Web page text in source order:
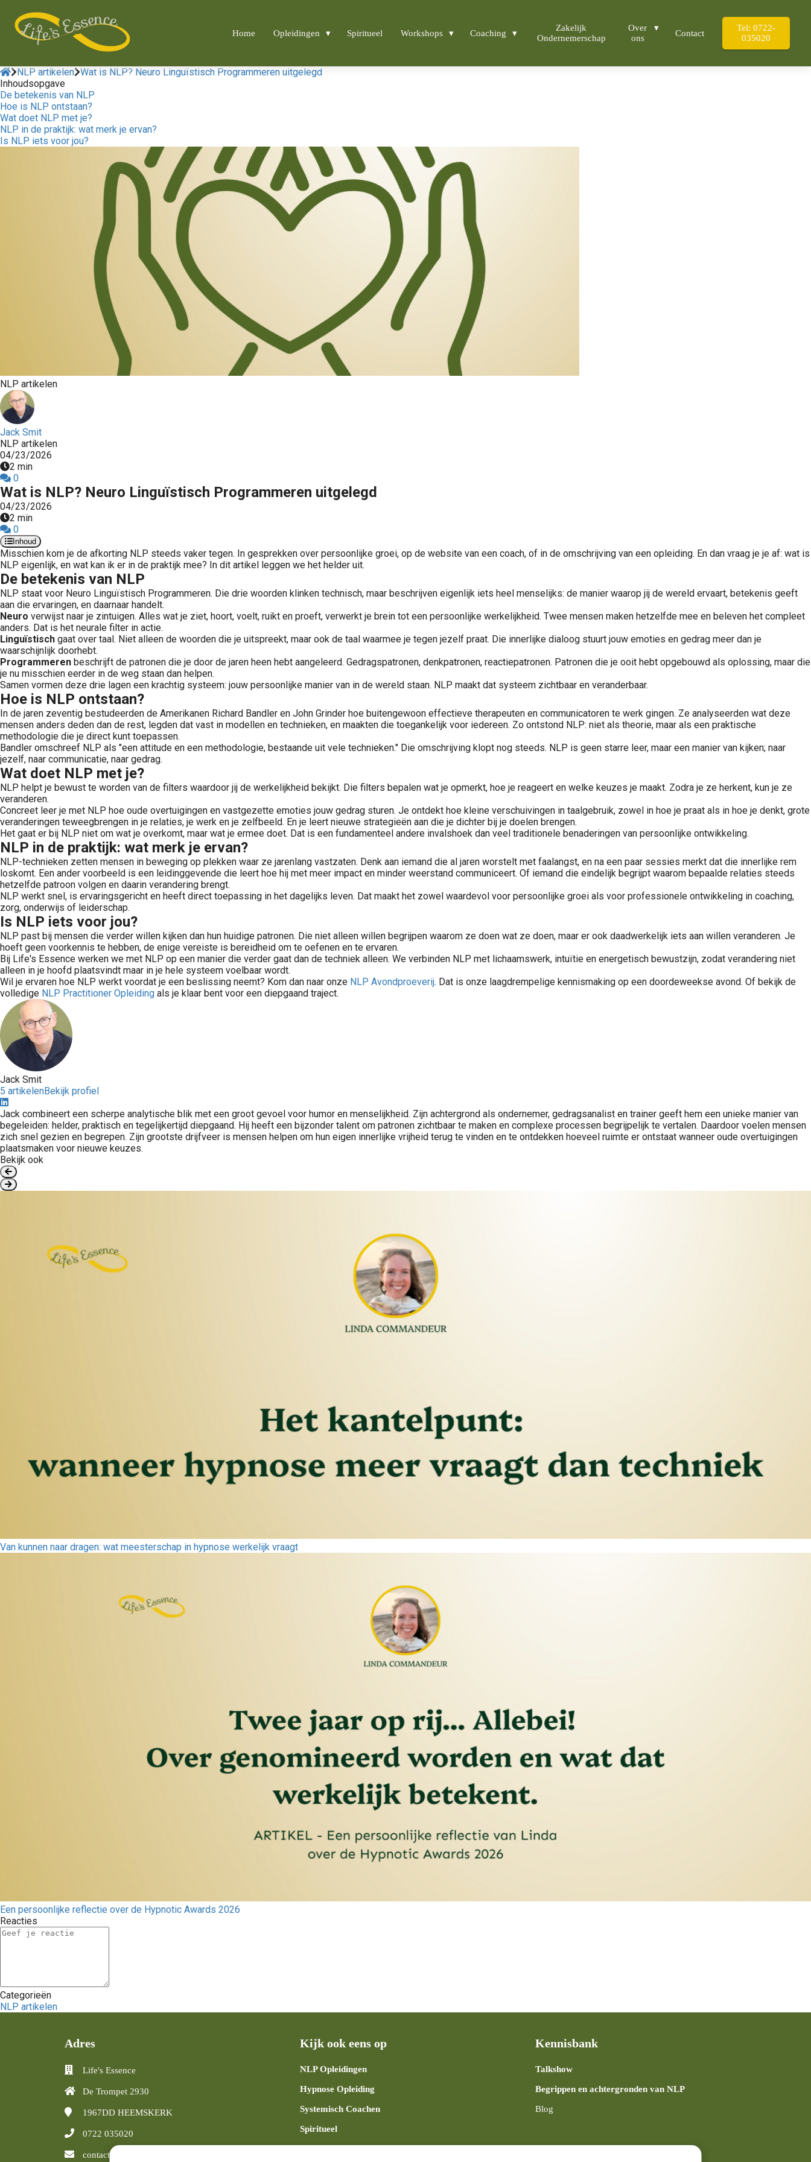
Home Opleidingen Spiritueel Workshops Coaching
Zakelijk
Ondernemerschap
Over
ons
Contact
Tel: 0722-
035020
NLP artikelen Wat is NLP? Neuro Linguïstisch Programmeren uitgelegd
Inhoudsopgave
De betekenis van NLP
Hoe is NLP ontstaan?
Wat doet NLP met je?
NLP in de praktijk: wat merk je ervan?
Is NLP iets voor jou?
NLP artikelen
Jack Smit
NLP artikelen
04/23/2026
2 min
0
Wat is NLP? Neuro Linguïstisch Programmeren uitgelegd
04/23/2026
2 min
0
Inhoud
Misschien kom je de afkorting NLP steeds vaker tegen. In gesprekken over persoonlijke groei, op de website van een coach, of in de omschrijving van een opleiding. En dan vraag je je af: wat is
NLP eigenlijk, en wat kan ik er in de praktijk mee? In dit artikel leggen we het helder uit.
De betekenis van NLP
NLP staat voor Neuro Linguïstisch Programmeren. Die drie woorden klinken technisch, maar beschrijven eigenlijk iets heel menselijks: de manier waarop jij de wereld ervaart, betekenis geeft
aan die ervaringen, en daarnaar handelt.
Neuro verwijst naar je zintuigen. Alles wat je ziet, hoort, voelt, ruikt en proeft, verwerkt je brein tot een persoonlijke werkelijkheid. Twee mensen maken hetzelfde mee en beleven het compleet
anders. Dat is het neurale filter in actie.
Linguïstisch gaat over taal. Niet alleen de woorden die je uitspreekt, maar ook de taal waarmee je tegen jezelf praat. Die innerlijke dialoog stuurt jouw emoties en gedrag meer dan je
waarschijnlijk doorhebt.
Programmeren beschrijft de patronen die je door de jaren heen hebt aangeleerd. Gedragspatronen, denkpatronen, reactiepatronen. Patronen die je ooit hebt opgebouwd als oplossing, maar die
je nu misschien eerder in de weg staan dan helpen.
Samen vormen deze drie lagen een krachtig systeem: jouw persoonlijke manier van in de wereld staan. NLP maakt dat systeem zichtbaar en veranderbaar.
Hoe is NLP ontstaan?
In de jaren zeventig bestudeerden de Amerikanen Richard Bandler en John Grinder hoe buitengewoon effectieve therapeuten en communicatoren te werk gingen. Ze analyseerden wat deze
mensen anders deden dan de rest, legden dat vast in modellen en technieken, en maakten die toegankelijk voor iedereen. Zo ontstond NLP: niet als theorie, maar als een praktische
methodologie die je direct kunt toepassen.
Bandler omschreef NLP als "een attitude en een methodologie, bestaande uit vele technieken." Die omschrijving klopt nog steeds. NLP is geen starre leer, maar een manier van kijken; naar
jezelf, naar communicatie, naar gedrag.
Wat doet NLP met je?
NLP helpt je bewust te worden van de filters waardoor jij de werkelijkheid bekijkt. Die filters bepalen wat je opmerkt, hoe je reageert en welke keuzes je maakt. Zodra je ze herkent, kun je ze
veranderen.
Concreet leer je met NLP hoe oude overtuigingen en vastgezette emoties jouw gedrag sturen. Je ontdekt hoe kleine verschuivingen in taalgebruik, zowel in hoe je praat als in hoe je denkt, grote
veranderingen teweegbrengen in je relaties, je werk en je zelfbeeld. En je leert nieuwe strategieën aan die je dichter bij je doelen brengen.
Het gaat er bij NLP niet om wat je overkomt, maar wat je ermee doet. Dat is een fundamenteel andere invalshoek dan veel traditionele benaderingen van persoonlijke ontwikkeling.
NLP in de praktijk: wat merk je ervan?
NLP-technieken zetten mensen in beweging op plekken waar ze jarenlang vastzaten. Denk aan iemand die al jaren worstelt met faalangst, en na een paar sessies merkt dat die innerlijke rem
loskomt. Een ander voorbeeld is een leidinggevende die leert hoe hij met meer impact en minder weerstand communiceert. Of iemand die eindelijk begrijpt waarom bepaalde relaties steeds
hetzelfde patroon volgen en daarin verandering brengt.
NLP werkt snel, is ervaringsgericht en heeft direct toepassing in het dagelijks leven. Dat maakt het zowel waardevol voor persoonlijke groei als voor professionele ontwikkeling in coaching,
zorg, onderwijs of leiderschap.
Is NLP iets voor jou?
NLP past bij mensen die verder willen kijken dan hun huidige patronen. Die niet alleen willen begrijpen waarom ze doen wat ze doen, maar er ook daadwerkelijk iets aan willen veranderen. Je
hoeft geen voorkennis te hebben, de enige vereiste is bereidheid om te oefenen en te ervaren.
Bij Life's Essence werken we met NLP op een manier die verder gaat dan de techniek alleen. We verbinden NLP met lichaamswerk, intuïtie en energetisch bewustzijn, zodat verandering niet
alleen in je hoofd plaatsvindt maar in je hele systeem voelbaar wordt.
Wil je ervaren hoe NLP werkt voordat je een beslissing neemt? Kom dan naar onze NLP Avondproeverij. Dat is onze laagdrempelige kennismaking op een doordeweekse avond. Of bekijk de
volledige NLP Practitioner Opleiding als je klaar bent voor een diepgaand traject.
Jack Smit
5 artikelenBekijk profiel
Jack combineert een scherpe analytische blik met een groot gevoel voor humor en menselijkheid. Zijn achtergrond als ondernemer, gedragsanalist en trainer geeft hem een unieke manier van
begeleiden: helder, praktisch en tegelijkertijd diepgaand. Hij heeft een bijzonder talent om patronen zichtbaar te maken en complexe processen begrijpelijk te vertalen. Daardoor voelen mensen
zich snel gezien en begrepen. Zijn grootste drijfveer is mensen helpen om hun eigen innerlijke vrijheid terug te vinden en te ontdekken hoeveel ruimte er ontstaat wanneer oude overtuigingen
plaatsmaken voor nieuwe keuzes.
Bekijk ook
Van kunnen naar dragen: wat meesterschap in hypnose werkelijk vraagt
Een persoonlijke reflectie over de Hypnotic Awards 2026
Reacties
Categorieën
NLP artikelen
Adres
Life's Essence
De Trompet 2930
1967DD HEEMSKERK
0722 035020
contact@lifesessence.nl
Kijk ook eens op
NLP Opleidingen
Hypnose Opleiding
Systemisch Coachen
Spiritueel
Kennisbank
Talkshow
Begrippen en achtergronden van NLP
Blog
anoniem
te
over
op de
gebruikt